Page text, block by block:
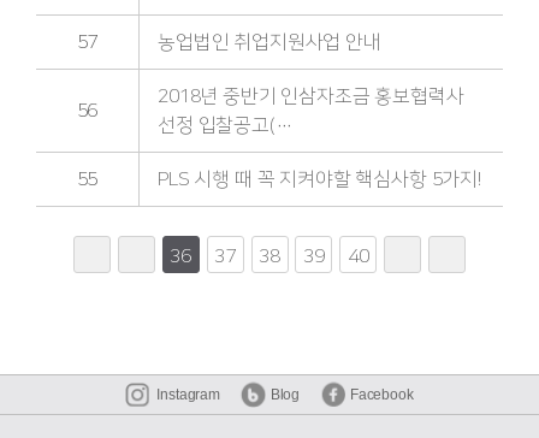
57 농업법인 취업지원사업 안내
56
2018년 중반기 인삼자조금 홍보협력사
선정 입찰공고(…
55 PLS 시행 때 꼭 지켜야할 핵심사항 5가지!
36 37 38 39 40
Instagram Blog Facebook